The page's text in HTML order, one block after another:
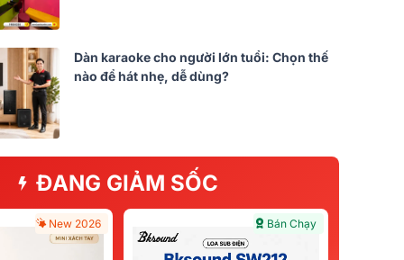
Dàn karaoke cho người lớn tuổi: Chọn thế
nào để hát nhẹ, dễ dùng?
ĐANG GIẢM SỐC
New 2026 Bán Chạy